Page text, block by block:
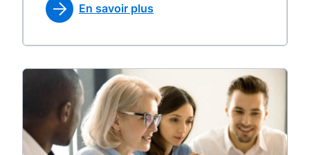
En savoir plus